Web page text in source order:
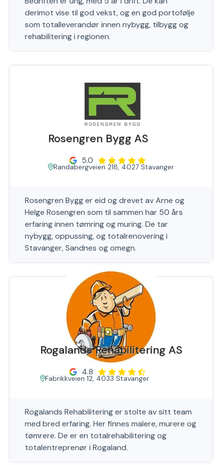
derimot vise til god vekst, og en god portofølje
som totalleverandør innen nybygg, tilbygg og
rehabilitering i regionen.
Rosengren Bygg AS
5.0
Randabergveien 218, 4027 Stavanger
Rosengren Bygg er eid og drevet av Arne og
Helge Rosengren som til sammen har 50 års
erfaring innen tømring og muring. De tar
nybygg, oppussing, og totalrenovering i
Stavanger, Sandnes og omegn.
Rogalands Rehabilitering AS
4.8
Fabrikkveien 12, 4033 Stavanger
Rogalands Rehabilitering er stolte av sitt team
med bred erfaring. Her finnes malere, murere og
tømrere. De er en totalrehabilitering og
totalentreprenør i Rogaland.